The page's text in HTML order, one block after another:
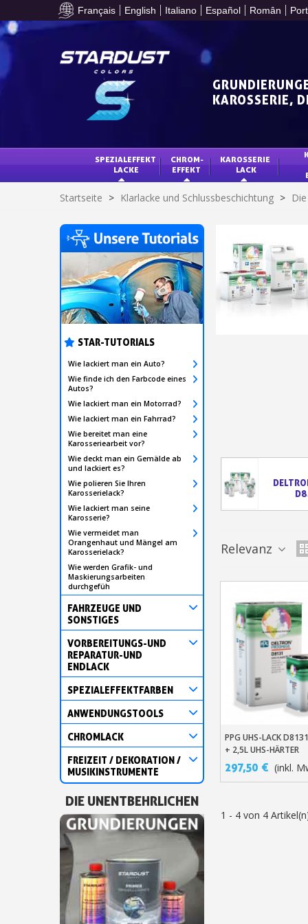
Français English Italiano Español Român
KAROSSERIE,
SPEZIALEFFEKT
LACKE
CHROM-
EFFEKT
KAROSSERIE
LACK
Startseite > Klarlacke und Schlussbeschichtung >
STAR-TUTORIALS
Wie lackiert man ein Auto?
Wie finde ich den Farbcode eines
Autos?
Wie lackiert man ein Motorrad?
Wie lackiert man ein Fahrrad?
Wie bereitet man eine
Karosseriearbeit vor?
Wie deckt man ein Gemälde ab
und lackiert es?
Wie polieren Sie Ihren
Karosserielack?
Wie lackiert man seine
Karosserie?
Wie vermeidet man
Orangenhaut und Mängel am
Karosserielack?
Wie werden Grafik- und
Maskierungsarbeiten
durchgefüh
FAHRZEUGE UND
SONSTIGES
VORBEREITUNGS-UND
REPARATUR-UND
ENDLACK
SPEZIALEFFEKTFARBEN
ANWENDUNGSTOOLS
CHROMLACK
FREIZEIT / DEKORATION /
MUSIKINSTRUMENTE
DIE UNENTBEHRLICHEN
Relevanz
In Den
PPG UHS-LACK
+ 2,5L UHS-HÄRTER
297,50 € (inkl.
1 - 4 von 4